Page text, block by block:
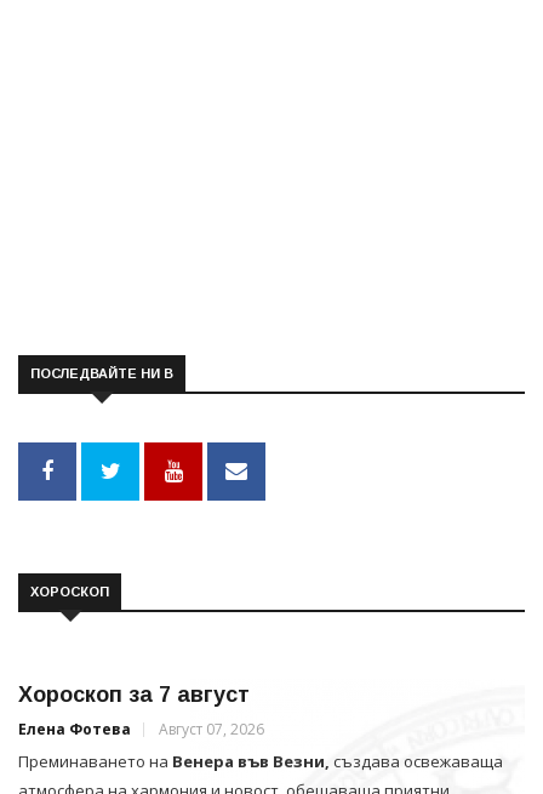
ПОСЛЕДВАЙТЕ НИ В
ХОРОСКОП
Хороскоп за 7 август
Елена Фотева Август 07, 2026
Преминаването на Венера във Везни, създава освежаваща